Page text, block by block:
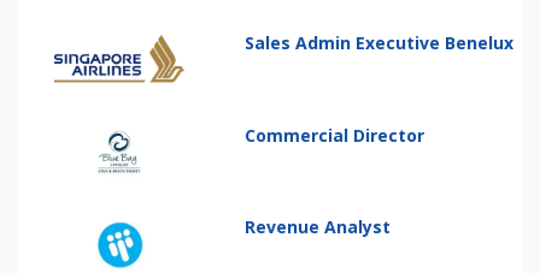
Sales Admin Executive Benelux
Commercial Director
Revenue Analyst